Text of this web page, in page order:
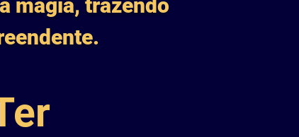
magia, trazendo